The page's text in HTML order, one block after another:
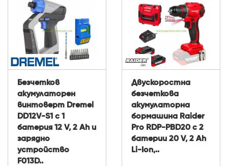
Безчетков
акумулаторен
винтоверт Dremel
DD12V-S1 с 1
батерия 12 V, 2 Ah и
зарядно
устройство
F013D..
Двускоростна
безчеткова
акумулаторна
бормашина Raider
Pro RDP-PBD20 с 2
батерии 20 V, 2 Ah
Li-Ion,..